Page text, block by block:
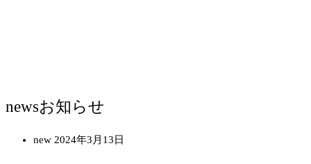
newsお知らせ
new 2024年3月13日